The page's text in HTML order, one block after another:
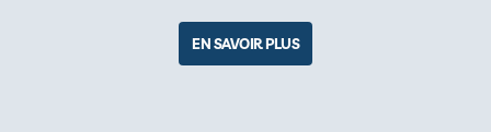
EN SAVOIR PLUS